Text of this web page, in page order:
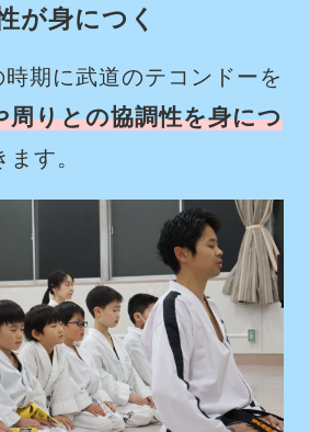
が身につく
期に武道のテコンドーを
周りとの協調性を身につ
す。